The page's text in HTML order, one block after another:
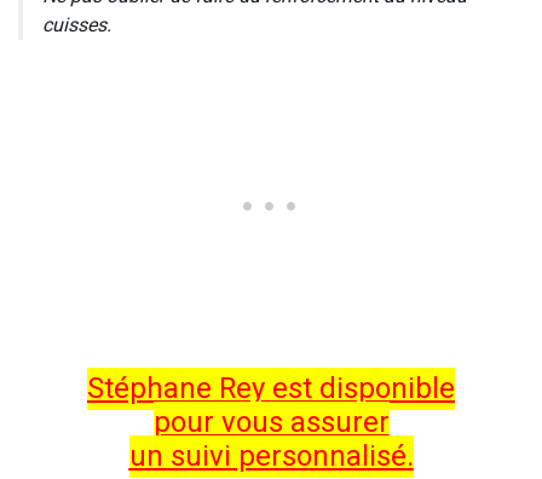
cuisses.
Stéphane Rey est disponible
pour vous assurer
un suivi personnalisé.